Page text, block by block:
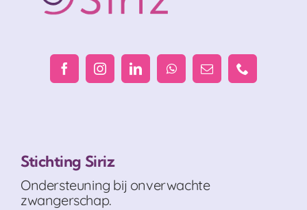
Stichting Siriz
Ondersteuning bij onverwachte
zwangerschap.